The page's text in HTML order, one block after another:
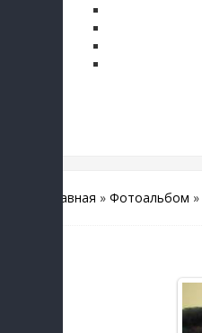
Главная » Фотоальбом »